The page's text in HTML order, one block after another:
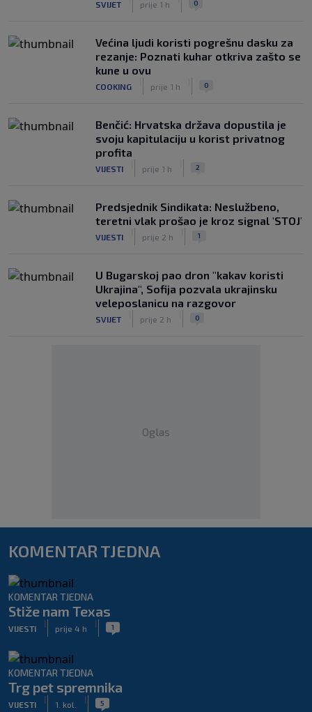
SVIJET prije 1 h 0
Većina ljudi koristi pogrešnu dasku za
rezanje: Poznati kuhar otkriva zašto se
kune u ovu
COOKING prije 1 h 0
Benčić: Hrvatska država dopustila je
svoju kapitulaciju u korist privatnog
profita
VIJESTI prije 1 h 2
Predsjednik Sindikata: Neslužbeno,
teretni vlak prošao je kroz signal 'STOJ'
VIJESTI prije 2 h 1
U Bugarskoj pao dron "kakav koristi
Ukrajina", Sofija pozvala ukrajinsku
veleposlanicu na razgovor
SVIJET prije 2 h 0
Oglas
KOMENTAR TJEDNA
KOMENTAR TJEDNA
Stiže nam Texas
VIJESTI
|
prije 4 h
| 1
KOMENTAR TJEDNA
Trg pet spremnika
VIJESTI
|
1. kol.
| 5